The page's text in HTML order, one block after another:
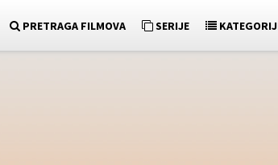
PRETRAGA FILMOVA SERIJE